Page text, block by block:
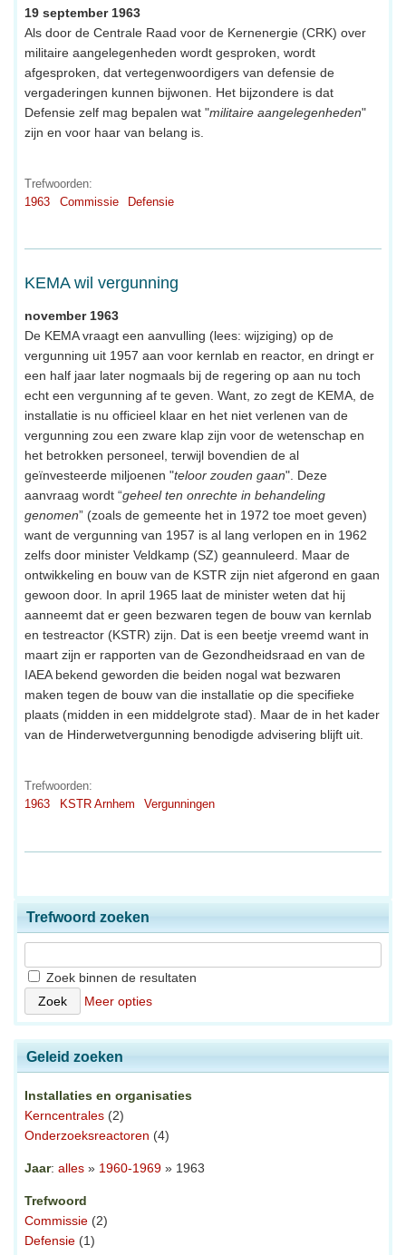
19 september 1963
Als door de Centrale Raad voor de Kernenergie (CRK) over
militaire aangelegenheden wordt gesproken, wordt
afgesproken, dat vertegenwoordigers van defensie de
vergaderingen kunnen bijwonen. Het bijzondere is dat
Defensie zelf mag bepalen wat "militaire aangelegenheden"
zijn en voor haar van belang is.
Trefwoorden:
1963
Commissie Defensie
KEMA wil vergunning
november 1963
De KEMA vraagt een aanvulling (lees: wijziging) op de
vergunning uit 1957 aan voor kernlab en reactor, en dringt er
een half jaar later nogmaals bij de regering op aan nu toch
echt een vergunning af te geven. Want, zo zegt de KEMA, de
installatie is nu officieel klaar en het niet verlenen van de
vergunning zou een zware klap zijn voor de wetenschap en
het betrokken personeel, terwijl bovendien de al
geïnvesteerde miljoenen "teloor zouden gaan". Deze
aanvraag wordt “geheel ten onrechte in behandeling
genomen” (zoals de gemeente het in 1972 toe moet geven)
want de vergunning van 1957 is al lang verlopen en in 1962
zelfs door minister Veldkamp (SZ) geannuleerd. Maar de
ontwikkeling en bouw van de KSTR zijn niet afgerond en gaan
gewoon door. In april 1965 laat de minister weten dat hij
aanneemt dat er geen bezwaren tegen de bouw van kernlab
en testreactor (KSTR) zijn. Dat is een beetje vreemd want in
maart zijn er rapporten van de Gezondheidsraad en van de
IAEA bekend geworden die beiden nogal wat bezwaren
maken tegen de bouw van die installatie op die specifieke
plaats (midden in een middelgrote stad). Maar de in het kader
van de Hinderwetvergunning benodigde advisering blijft uit.
Trefwoorden:
1963
KSTR Arnhem Vergunningen
Trefwoord zoeken
Zoek binnen de resultaten
Meer opties
Geleid zoeken
Installaties en organisaties
Kerncentrales (2)
Onderzoeksreactoren (4)
Jaar: alles » 1960-1969 » 1963
Trefwoord
Commissie (2)
Defensie (1)